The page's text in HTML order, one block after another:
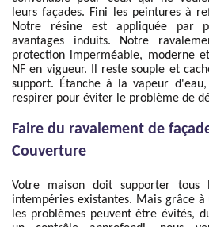
leurs façades. Fini les peintures à
Notre résine est appliquée par
avantages induits. Notre
protection imperméable, moderne
NF en vigueur. Il reste souple et
support. Étanche à la vapeur
respirer pour éviter le problème de
Faire du ravalement de façade
Couverture
Votre maison doit supporter tous
intempéries existantes. Mais grâce
les problèmes peuvent être évités,